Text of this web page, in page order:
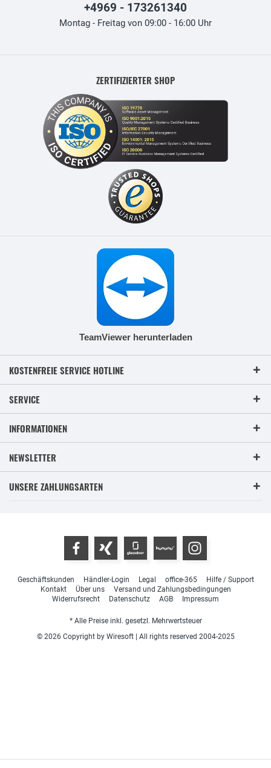
+4969 - 173261340
Montag - Freitag von 09:00 - 16:00 Uhr
ZERTIFIZIERTER SHOP
TeamViewer herunterladen
KOSTENFREIE SERVICE HOTLINE
SERVICE
INFORMATIONEN
NEWSLETTER
UNSERE ZAHLUNGSARTEN
Geschäftskunden Händler-Login Legal office-365
Hilfe / Support
Kontakt
Über uns
Versand und Zahlungsbedingungen
Widerrufsrecht
Datenschutz AGB Impressum
* Alle Preise inkl. gesetzl. Mehrwertsteuer
© 2026 Copyright by Wiresoft | All rights reserved 2004-2025